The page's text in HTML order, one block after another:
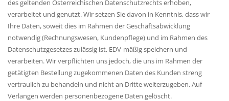
des geltenden Österreichischen Datenschutzrechts erhoben,
verarbeitet und genutzt. Wir setzen Sie davon in Kenntnis, dass wir
Ihre Daten, soweit dies im Rahmen der Geschäftsabwicklung
notwendig (Rechnungswesen, Kundenpflege) und im Rahmen des
Datenschutzgesetzes zulässig ist, EDV-mäßig speichern und
verarbeiten. Wir verpflichten uns jedoch, die uns im Rahmen der
getätigten Bestellung zugekommenen Daten des Kunden streng
vertraulich zu behandeln und nicht an Dritte weiterzugeben. Auf
Verlangen werden personenbezogene Daten gelöscht.